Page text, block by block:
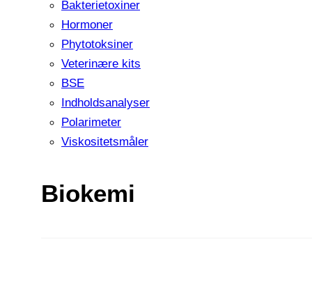
Bakterietoxiner
Hormoner
Phytotoksiner
Veterinære kits
BSE
Indholdsanalyser
Polarimeter
Viskositetsmåler
Biokemi